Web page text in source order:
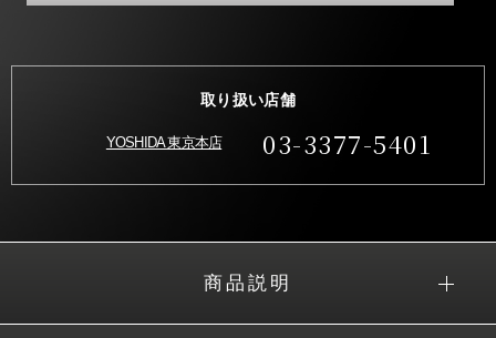
取り扱い店舗
YOSHIDA 東京本店 03-3377-5401
商品説明